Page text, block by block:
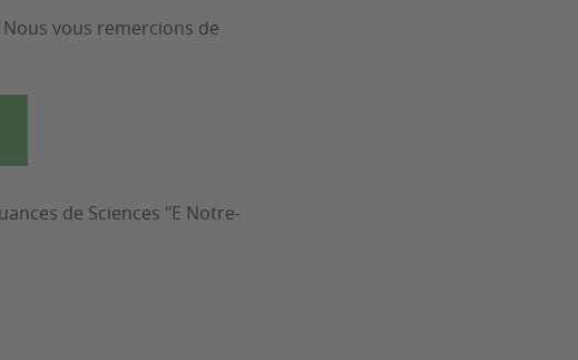
vous remercions de
de Sciences "E Notre-